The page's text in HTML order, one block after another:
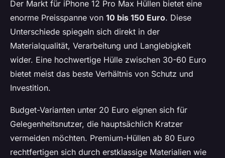
Der Markt für iPhone 12 Pro Max Hüllen bietet eine
enorme Preisspanne von 10 bis 150 Euro. Diese
Unterschiede spiegeln sich direkt in der
Materialqualität, Verarbeitung und Langlebigkeit
wider. Eine hochwertige Hülle zwischen 30-60 Euro
bietet meist das beste Verhältnis von Schutz und
Investition.
Budget-Varianten unter 20 Euro eignen sich für
Gelegenheitsnutzer, die hauptsächlich Kratzer
vermeiden möchten. Premium-Hüllen ab 80 Euro
rechtfertigen sich durch erstklassige Materialien wie